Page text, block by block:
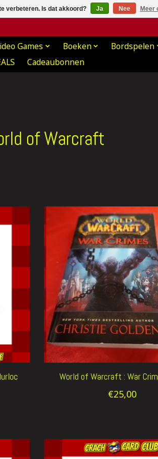
Games Boeken
Bordspelen
Cadeaubonnen
of Warcraft
World of Warcraft : War
€25,00
verbeteren. Is dat akkoord? Ja Nee Meer